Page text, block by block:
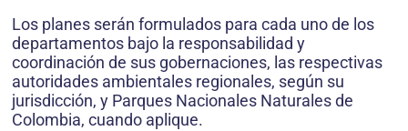
Los planes serán formulados para cada uno de los
departamentos bajo la responsabilidad y
coordinación de sus gobernaciones, las respectivas
autoridades ambientales regionales, según su
jurisdicción, y Parques Nacionales Naturales de
Colombia, cuando aplique.